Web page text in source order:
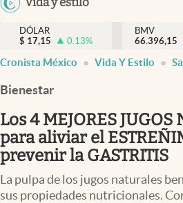
Finanzas y economía
Dólar y mercados
Pc y celular
Vida y estilo
Tv
DÓLAR
$ 17,15 0.13%
BMV
66.396,15
Cronista México Vida Y Estilo
Bienestar
Los 4 MEJORES JUGOS
para aliviar el
prevenir la GASTRITIS
La pulpa de los jugos naturales
sus propiedades nutricionales.